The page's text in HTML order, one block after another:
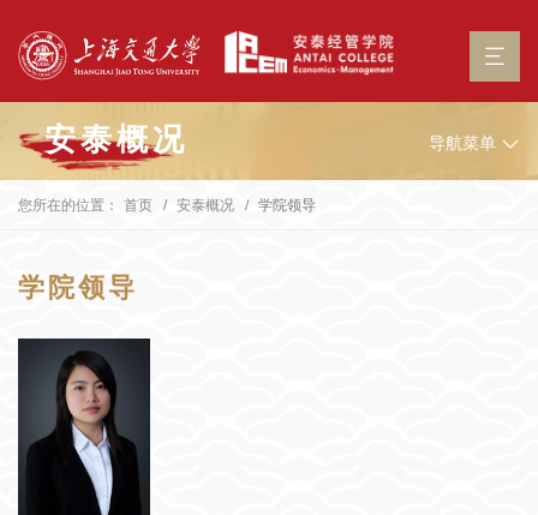
安泰概况 导航菜单
您所在的位置： 首页 安泰概况 学院领导
学院领导